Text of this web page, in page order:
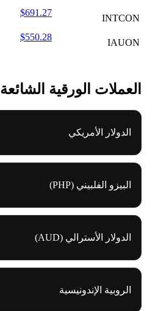
INTCON
$691.27
IAUON
$550.28
العملات الورقية الشائعة
الدولار الأمريكي
البيزو الفلبيني (PHP)
الدولار الأسترالي (AUD)
الروبية الإندونيسية